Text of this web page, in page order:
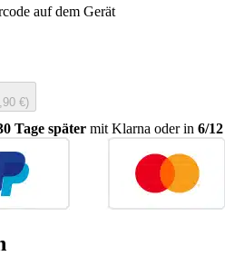
auf dem Gerät
€)
Tage später mit Klarna oder in 6/